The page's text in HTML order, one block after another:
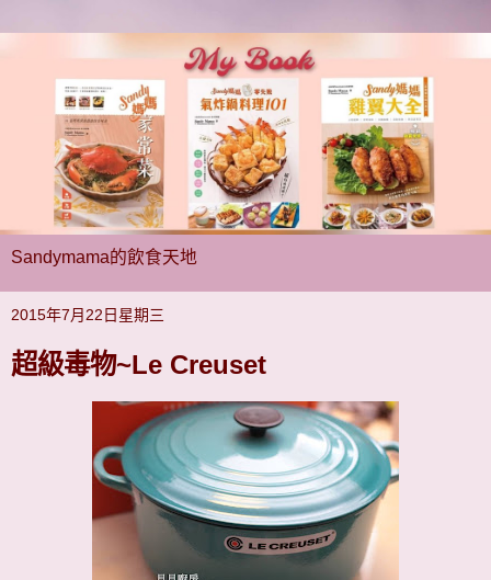
Sandymama的飲食天地
2015年7月22日星期三
超級毒物~Le Creuset